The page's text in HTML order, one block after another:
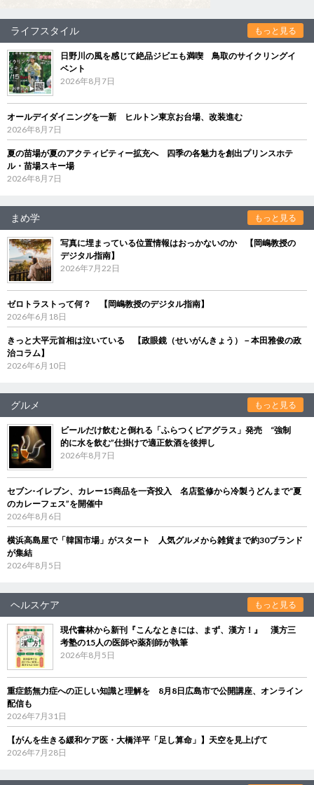
ライフスタイル もっと見る
日野川の風を感じて絶品ジビエも満喫 鳥取のサイクリングイ
ベント
2026年8月7日
オールデイダイニングを一新 ヒルトン東京お台場、改装進む
2026年8月7日
夏の苗場が夏のアクティビティー拡充へ 四季の各魅力を創出プリンスホテ
ル・苗場スキー場
2026年8月7日
まめ学 もっと見る
写真に埋まっている位置情報はおっかないのか 【岡嶋教授の
デジタル指南】
2026年7月22日
ゼロトラストって何？ 【岡嶋教授のデジタル指南】
2026年6月18日
きっと大平元首相は泣いている 【政眼鏡（せいがんきょう）－本田雅俊の政
治コラム】
2026年6月10日
グルメ もっと見る
ビールだけ飲むと倒れる「ふらつくビアグラス」発売 “強制
的に水を飲む”仕掛けで適正飲酒を後押し
2026年8月7日
セブン‐イレブン、カレー15商品を一斉投入 名店監修から冷製うどんまで“夏
のカレーフェス”を開催中
2026年8月6日
横浜高島屋で「韓国市場」がスタート 人気グルメから雑貨まで約30ブランド
が集結
2026年8月5日
ヘルスケア もっと見る
現代書林から新刊『こんなときには、まず、漢方！』 漢方三
考塾の15人の医師や薬剤師が執筆
2026年8月5日
重症筋無力症への正しい知識と理解を 8月8日広島市で公開講座、オンライン
配信も
2026年7月31日
【がんを生きる緩和ケア医・大橋洋平「足し算命」】天空を見上げて
2026年7月28日